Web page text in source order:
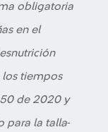
obligatoria
en el
los tiempos
de 2020 y
para la talla-